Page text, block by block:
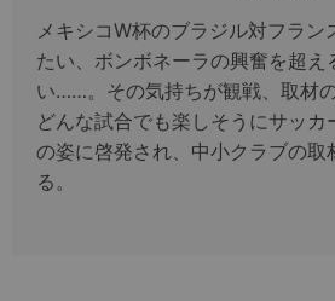
メキシコW杯のブラジル対フラン
たい、ボンボネーラの興奮を超え
い……。その気持ちが観戦、取材
どんな試合でも楽しそうにサッカ
の姿に啓発され、中小クラブの取
る。